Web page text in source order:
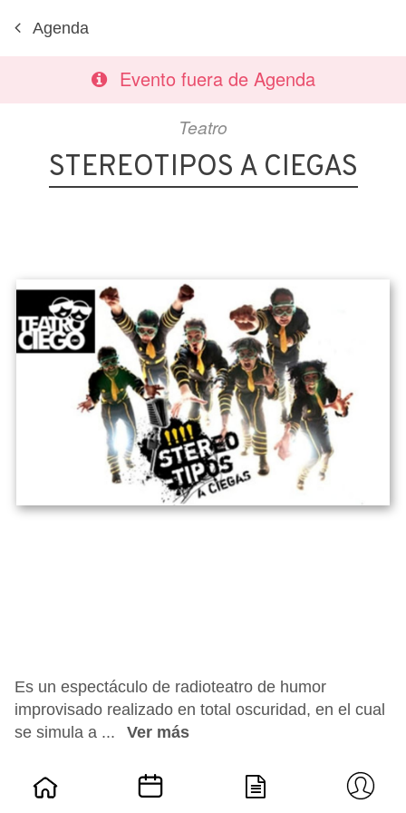
Agenda
Evento fuera de Agenda
Teatro
STEREOTIPOS A CIEGAS
Es un espectáculo de radioteatro de humor
improvisado realizado en total oscuridad, en el cual
se simula a ...
Ver más